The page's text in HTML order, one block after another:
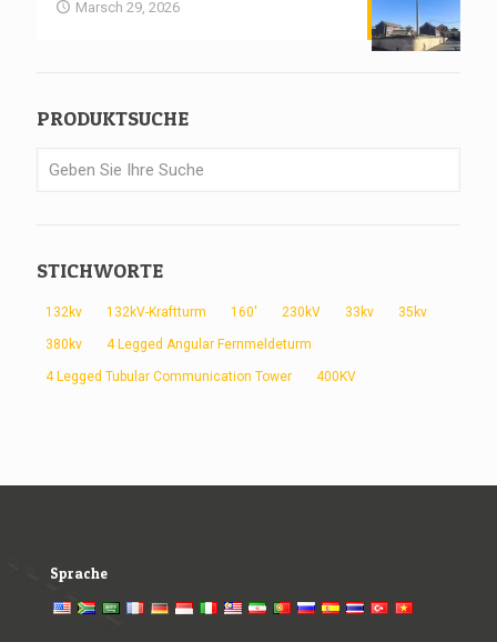
Marsch 29, 2026
PRODUKTSUCHE
STICHWORTE
132kv 132kV-Kraftturm 160' 230kV 33kv 35kv
380kv 4 Legged Angular Fernmeldeturm
4 Legged Tubular Communication Tower 400KV
Sprache